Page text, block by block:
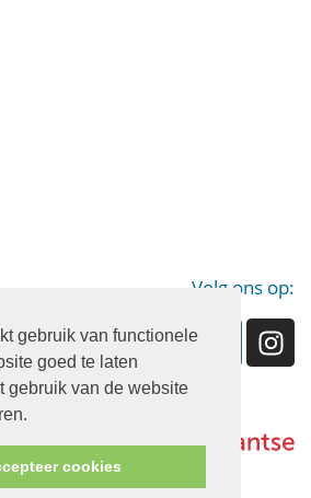
gebruik van functionele
goed te laten
gebruik van de website
cookies
Volg ons op: